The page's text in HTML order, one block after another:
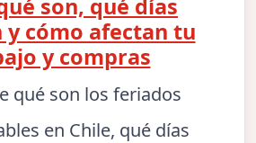
son, qué días
y cómo afectan tu
y compras
qué son los feriados
en Chile, qué días